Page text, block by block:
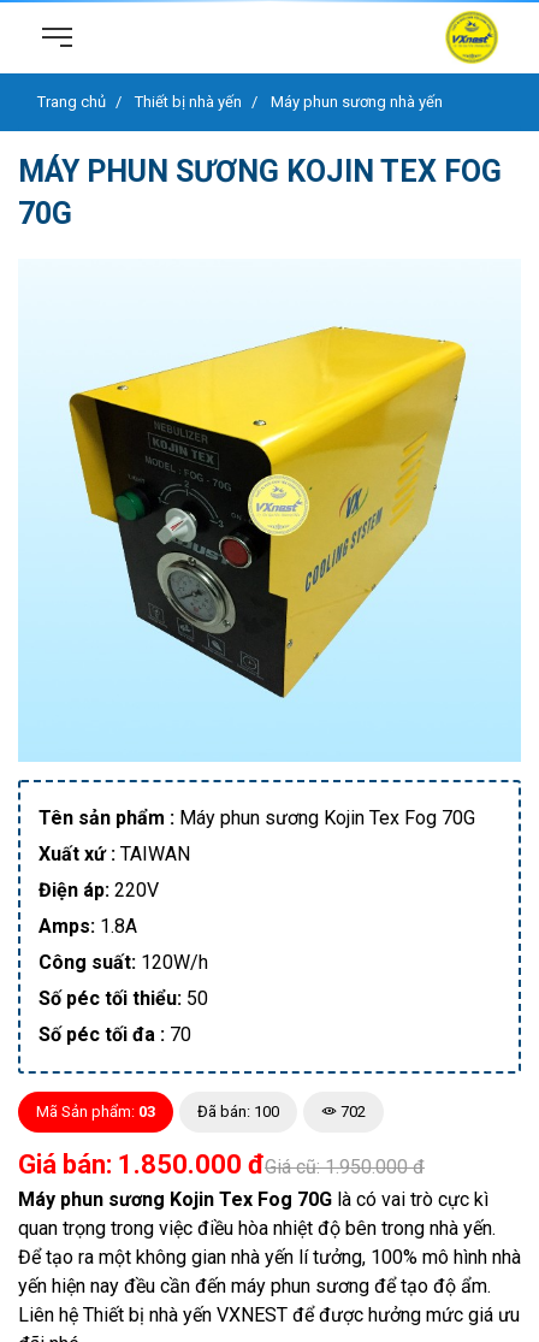
Trang chủ Thiết bị nhà yến Máy phun sương nhà yến
MÁY PHUN SƯƠNG KOJIN TEX FOG
70G
Tên sản phẩm : Máy phun sương Kojin Tex Fog 70G
Xuất xứ : TAIWAN
Điện áp: 220V
Amps: 1.8A
Công suất: 120W/h
Số péc tối thiểu: 50
Số péc tối đa : 70
Mã Sản phẩm: 03 Đã bán: 100 702
Giá bán: 1.850.000 đGiá cũ: 1.950.000 đ
Máy phun sương Kojin Tex Fog 70G là có vai trò cực kì
quan trọng trong việc điều hòa nhiệt độ bên trong nhà yến.
Để tạo ra một không gian nhà yến lí tưởng, 100% mô hình nhà
yến hiện nay đều cần đến máy phun sương để tạo độ ẩm.
Liên hệ Thiết bị nhà yến VXNEST để được hưởng mức giá ưu